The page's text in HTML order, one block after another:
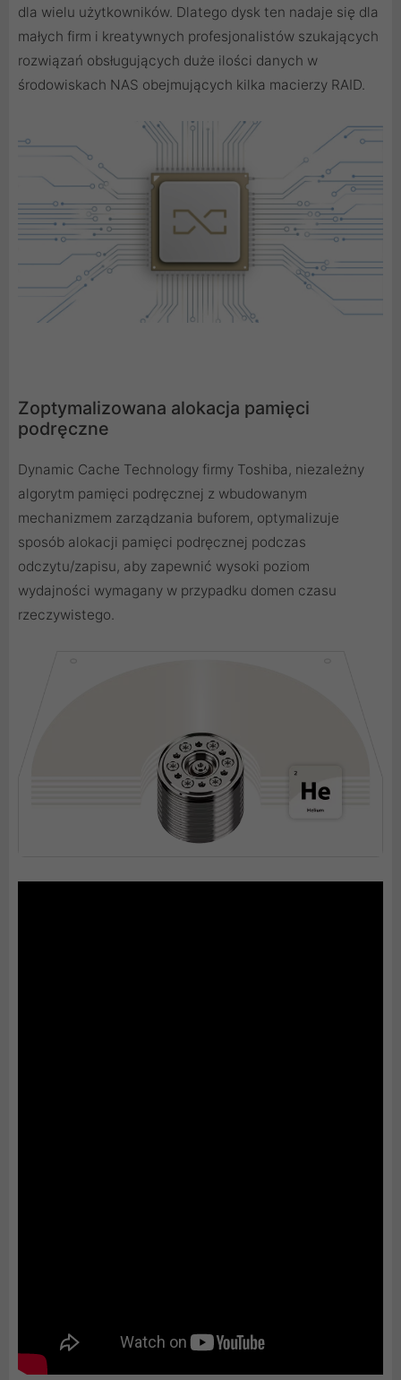
dla wielu użytkowników. Dlatego dysk ten nadaje się dla
małych firm i kreatywnych profesjonalistów szukających
rozwiązań obsługujących duże ilości danych w
środowiskach NAS obejmujących kilka macierzy RAID.
Zoptymalizowana alokacja pamięci
podręczne
Dynamic Cache Technology firmy Toshiba, niezależny
algorytm pamięci podręcznej z wbudowanym
mechanizmem zarządzania buforem, optymalizuje
sposób alokacji pamięci podręcznej podczas
odczytu/zapisu, aby zapewnić wysoki poziom
wydajności wymagany w przypadku domen czasu
rzeczywistego.